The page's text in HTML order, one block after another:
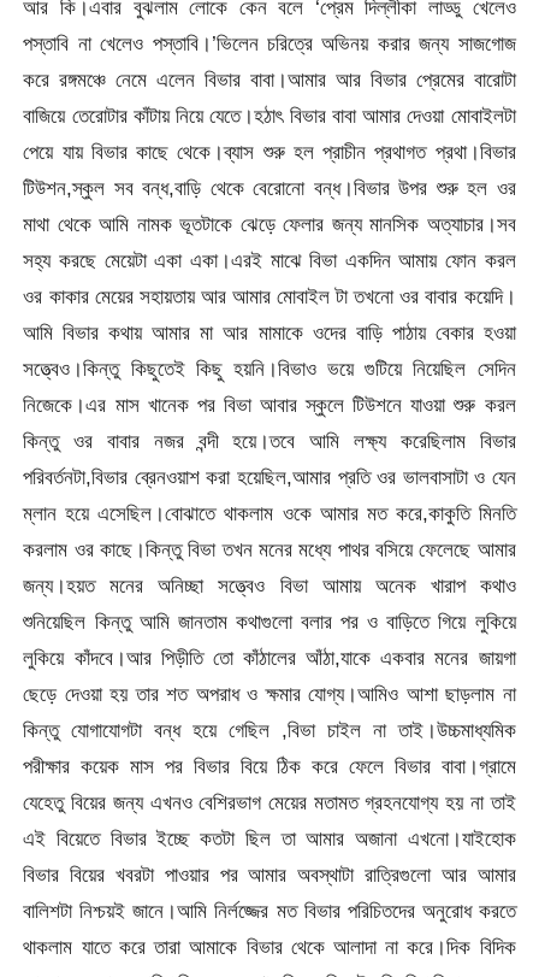
আর কি।এবার বুঝলাম লোকে কেন বলে ‘প্রেম দিল্লীকা লাড্ডু খেলেও
পস্তাবি না খেলেও পস্তাবি।’ভিলেন চরিত্রে অভিনয় করার জন্য সাজগোজ
করে রঙ্গমঞ্চে নেমে এলেন বিভার বাবা।আমার আর বিভার প্রেমের বারোটা
বাজিয়ে তেরোটার কাঁটায় নিয়ে যেতে।হঠাৎ বিভার বাবা আমার দেওয়া মোবাইলটা
পেয়ে যায় বিভার কাছে থেকে।ব্যাস শুরু হল প্রাচীন প্রথাগত প্রথা।বিভার
টিউশন,স্কুল সব বন্ধ,বাড়ি থেকে বেরোনো বন্ধ।বিভার উপর শুরু হল ওর
মাথা থেকে আমি নামক ভূতটাকে ঝেড়ে ফেলার জন্য মানসিক অত্যাচার।সব
সহ্য করছে মেয়েটা একা একা।এরই মাঝে বিভা একদিন আমায় ফোন করল
ওর কাকার মেয়ের সহায়তায় আর আমার মোবাইল টা তখনো ওর বাবার কয়েদি।
আমি বিভার কথায় আমার মা আর মামাকে ওদের বাড়ি পাঠায় বেকার হওয়া
সত্ত্বেও।কিন্তু কিছুতেই কিছু হয়নি।বিভাও ভয়ে গুটিয়ে নিয়েছিল সেদিন
নিজেকে।এর মাস খানেক পর বিভা আবার স্কুলে টিউশনে যাওয়া শুরু করল
কিন্তু ওর বাবার নজর বন্দী হয়ে।তবে আমি লক্ষ্য করেছিলাম বিভার
পরিবর্তনটা,বিভার ব্রেনওয়াশ করা হয়েছিল,আমার প্রতি ওর ভালবাসাটা ও যেন
ম্লান হয়ে এসেছিল।বোঝাতে থাকলাম ওকে আমার মত করে,কাকুতি মিনতি
করলাম ওর কাছে।কিন্তু বিভা তখন মনের মধ্যে পাথর বসিয়ে ফেলেছে আমার
জন্য।হয়ত মনের অনিচ্ছা সত্ত্বেও বিভা আমায় অনেক খারাপ কথাও
শুনিয়েছিল কিন্তু আমি জানতাম কথাগুলো বলার পর ও বাড়িতে গিয়ে লুকিয়ে
লুকিয়ে কাঁদবে।আর পিড়ীতি তো কাঁঠালের আঁঠা,যাকে একবার মনের জায়গা
ছেড়ে দেওয়া হয় তার শত অপরাধ ও ক্ষমার যোগ্য।আমিও আশা ছাড়লাম না
কিন্তু যোগাযোগটা বন্ধ হয়ে গেছিল ,বিভা চাইল না তাই।উচ্চমাধ্যমিক
পরীক্ষার কয়েক মাস পর বিভার বিয়ে ঠিক করে ফেলে বিভার বাবা।গ্রামে
যেহেতু বিয়ের জন্য এখনও বেশিরভাগ মেয়ের মতামত গ্রহনযোগ্য হয় না তাই
এই বিয়েতে বিভার ইচ্ছে কতটা ছিল তা আমার অজানা এখনো।যাইহোক
বিভার বিয়ের খবরটা পাওয়ার পর আমার অবস্থাটা রাত্রিগুলো আর আমার
বালিশটা নিশ্চয়ই জানে।আমি নির্লজ্জের মত বিভার পরিচিতদের অনুরোধ করতে
থাকলাম যাতে করে তারা আমাকে বিভার থেকে আলাদা না করে।দিক বিদিক